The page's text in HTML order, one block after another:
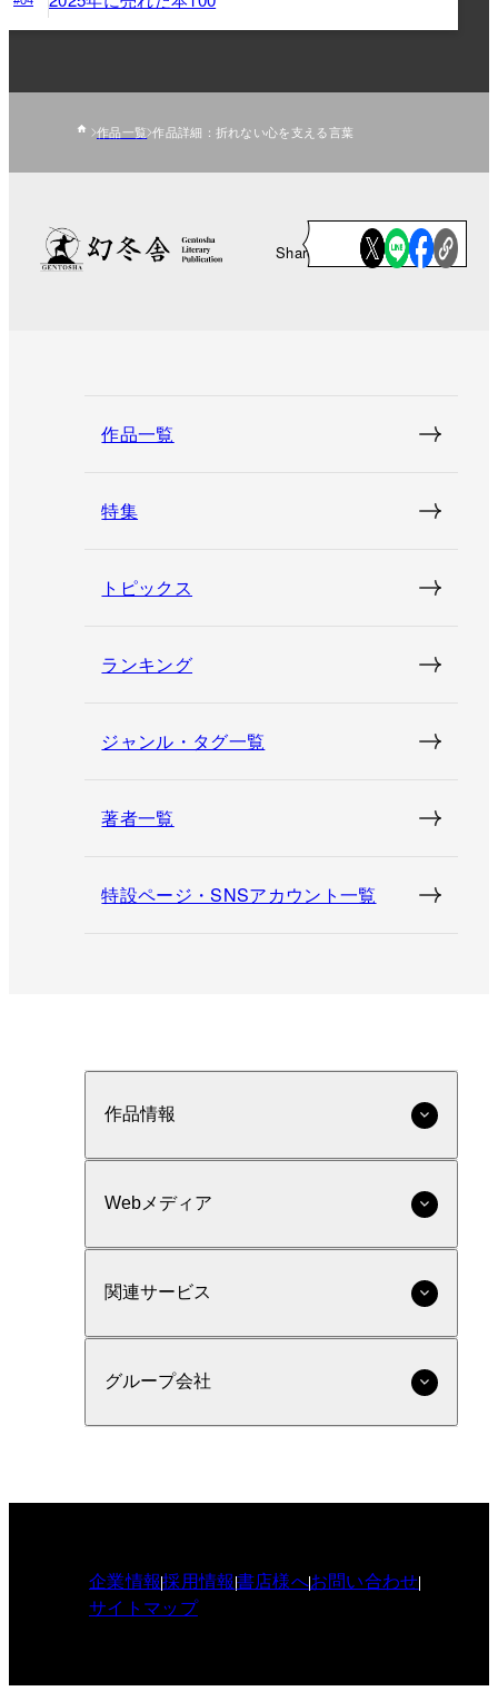
作品一覧 作品詳細：折れない心を支える言葉
Share
作品一覧
特集
トピックス
ランキング
ジャンル・タグ一覧
著者一覧
特設ページ・SNSアカウント一覧
作品情報
Webメディア
関連サービス
グループ会社
企業情報採用情報書店様へお問い合わせ
サイトマップ